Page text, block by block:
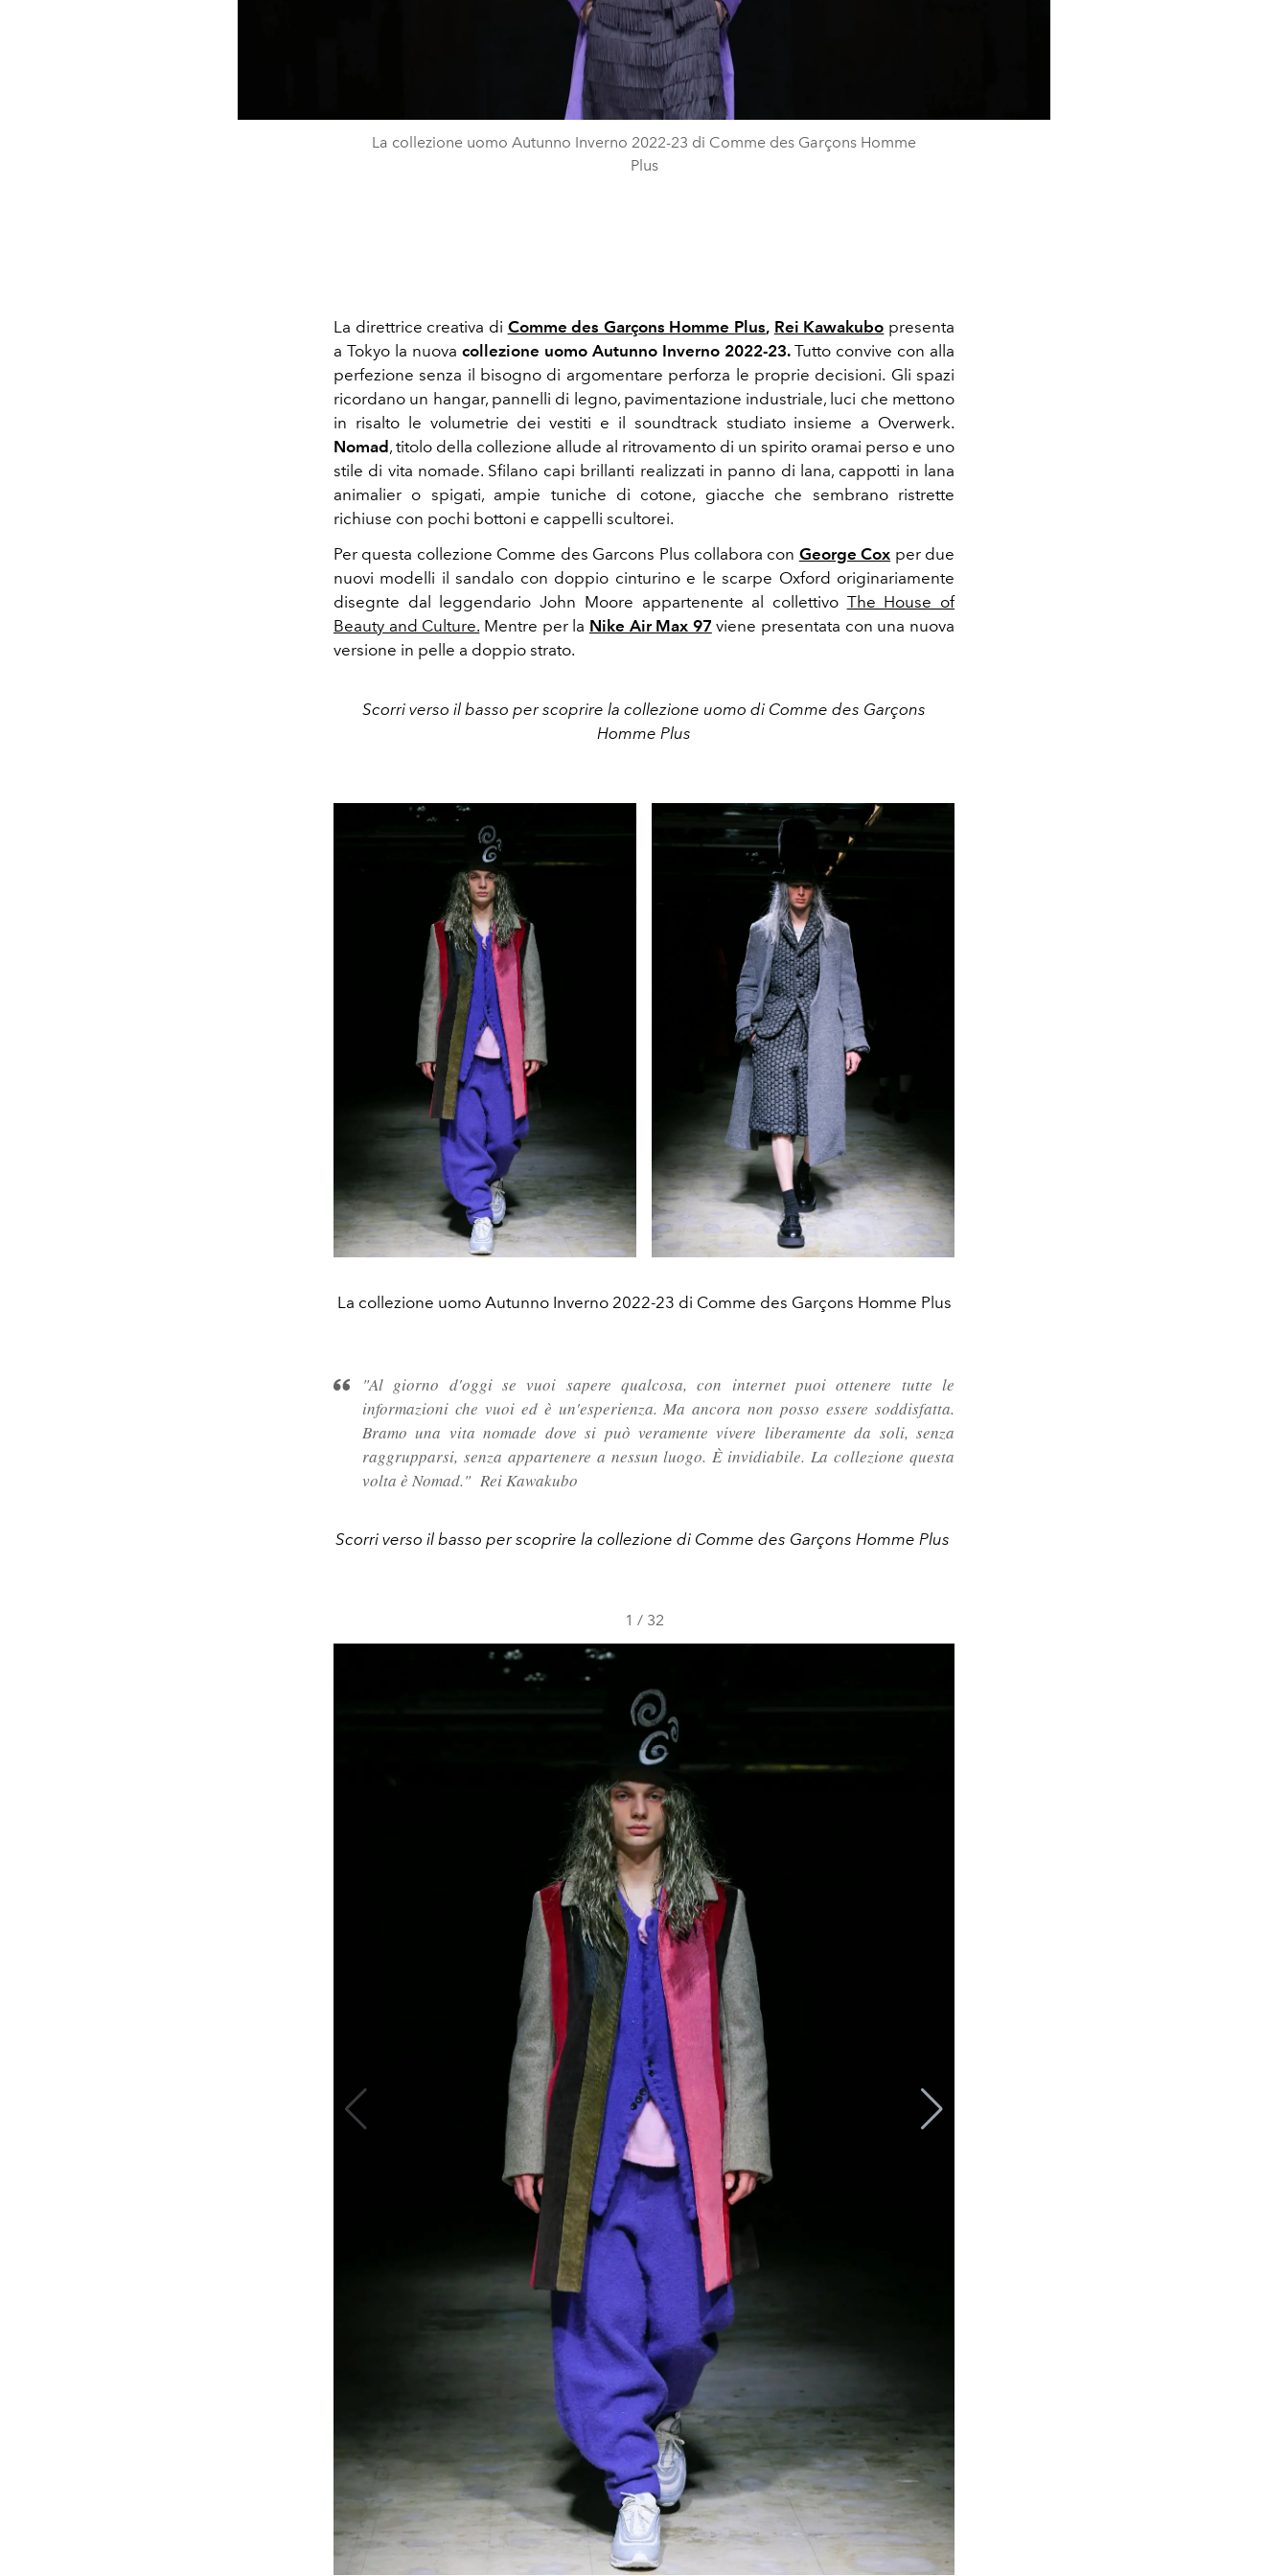
La collezione uomo Autunno Inverno 2022-23 di Comme des Garçons Homme
Plus
La direttrice creativa di Comme des Garçons Homme Plus, Rei Kawakubo presenta
a Tokyo la nuova collezione uomo Autunno Inverno 2022-23. Tutto convive con alla
perfezione senza il bisogno di argomentare perforza le proprie decisioni. Gli spazi
ricordano un hangar, pannelli di legno, pavimentazione industriale, luci che mettono
in risalto le volumetrie dei vestiti e il soundtrack studiato insieme a Overwerk.
Nomad, titolo della collezione allude al ritrovamento di un spirito oramai perso e uno
stile di vita nomade. Sfilano capi brillanti realizzati in panno di lana, cappotti in lana
animalier o spigati, ampie tuniche di cotone, giacche che sembrano ristrette
richiuse con pochi bottoni e cappelli scultorei.
Per questa collezione Comme des Garcons Plus collabora con George Cox per due
nuovi modelli il sandalo con doppio cinturino e le scarpe Oxford originariamente
disegnte dal leggendario John Moore appartenente al collettivo The House of
Beauty and Culture. Mentre per la Nike Air Max 97 viene presentata con una nuova
versione in pelle a doppio strato.
Scorri verso il basso per scoprire la collezione uomo di Comme des Garçons
Homme Plus
La collezione uomo Autunno Inverno 2022-23 di Comme des Garçons Homme Plus
"Al giorno d'oggi se vuoi sapere qualcosa, con internet puoi ottenere tutte le
informazioni che vuoi ed è un'esperienza. Ma ancora non posso essere soddisfatta.
Bramo una vita nomade dove si può veramente vivere liberamente da soli, senza
raggrupparsi, senza appartenere a nessun luogo. È invidiabile. La collezione questa
volta è Nomad."Rei Kawakubo
Scorri verso il basso per scoprire la collezione di Comme des Garçons Homme Plus
1 / 32